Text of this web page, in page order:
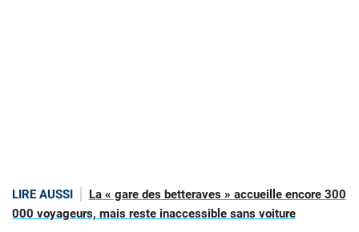
LIRE AUSSI
La « gare des betteraves » accueille encore 300
000 voyageurs, mais reste inaccessible sans voiture